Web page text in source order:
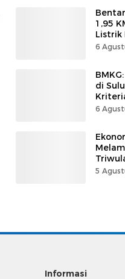
1,95
Listrik
6
di
6
5
Informasi